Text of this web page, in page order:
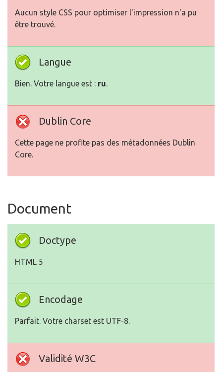
Aucun style CSS pour optimiser l'impression n'a pu
être trouvé.
Langue
Bien. Votre langue est : ru.
Dublin Core
Cette page ne profite pas des métadonnées Dublin
Core.
Document
Doctype
HTML 5
Encodage
Parfait. Votre charset est UTF-8.
Validité W3C